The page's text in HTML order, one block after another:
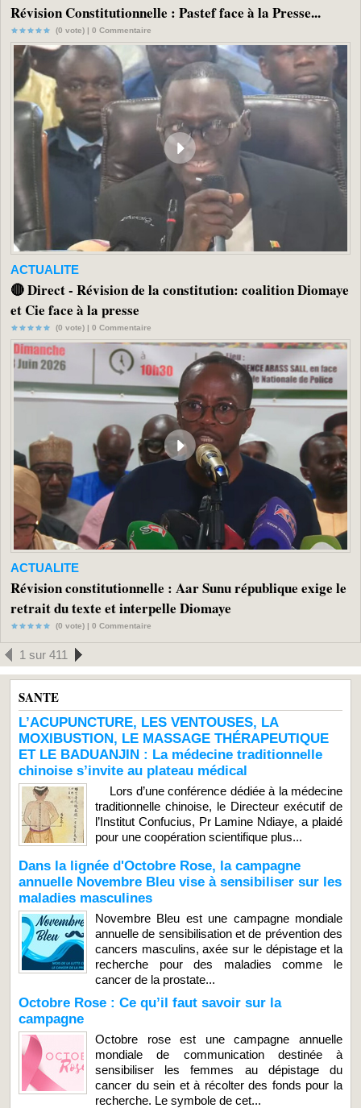
Révision Constitutionnelle : Pastef face à la Presse...
(0 vote) | 0 Commentaire
ACTUALITE
🔴 Direct - Révision de la constitution: coalition Diomaye
et Cie face à la presse
(0 vote) | 0 Commentaire
ACTUALITE
Révision constitutionnelle : Aar Sunu république exige le
retrait du texte et interpelle Diomaye
(0 vote) | 0 Commentaire
1 sur 411
SANTE
L’ACUPUNCTURE, LES VENTOUSES, LA
MOXIBUSTION, LE MASSAGE THÉRAPEUTIQUE
ET LE BADUANJIN : La médecine traditionnelle
chinoise s’invite au plateau médical
Lors d’une conférence dédiée à la médecine
traditionnelle chinoise, le Directeur exécutif de
l’Institut Confucius, Pr Lamine Ndiaye, a plaidé
pour une coopération scientifique plus...
Dans la lignée d'Octobre Rose, la campagne
annuelle Novembre Bleu vise à sensibiliser sur les
maladies masculines
Novembre Bleu est une campagne mondiale
annuelle de sensibilisation et de prévention des
cancers masculins, axée sur le dépistage et la
recherche pour des maladies comme le
cancer de la prostate...
Octobre Rose : Ce qu’il faut savoir sur la
campagne
Octobre rose est une campagne annuelle
mondiale de communication destinée à
sensibiliser les femmes au dépistage du
cancer du sein et à récolter des fonds pour la
recherche. Le symbole de cet...